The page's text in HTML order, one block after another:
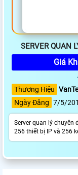
SERVER QUAN
Giá
Thương Hiệu
Ngày Đăng 7/5/
Server quan lý chuyên
256 thiết bị IP và 256